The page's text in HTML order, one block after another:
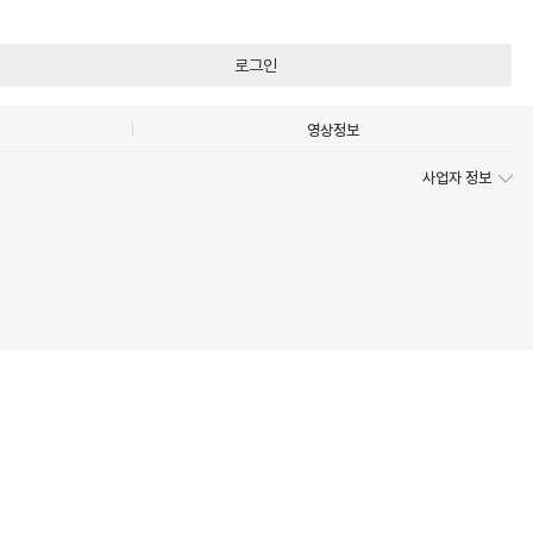
로그인
영상정보
사업자 정보